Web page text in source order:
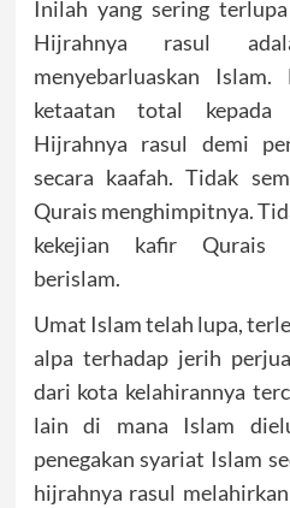
Inilah yang sering
Hijrahnya rasul
menyebarluaskan
ketaatan total
Hijrahnya rasul demi
secara kaafah. Tidak
Qurais menghimpitnya.
kekejian kafir Qurais
berislam.
Umat Islam telah lupa,
alpa terhadap jerih
dari kota kelahirannya
lain di mana Islam
penegakan syariat Islam
hijrahnya rasul